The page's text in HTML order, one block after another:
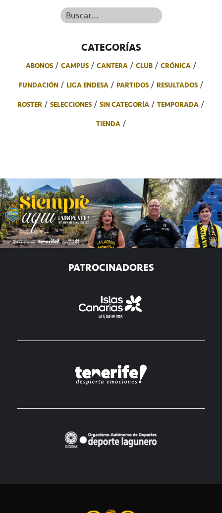
Buscar...
CATEGORÍAS
ABONOS CAMPUS CANTERA CLUB
CRÓNICA
FUNDACIÓN
LIGA ENDESA PARTIDOS
RESULTADOS
ROSTER
SELECCIONES SIN CATEGORÍA
TEMPORADA
TIENDA
PATROCINADORES